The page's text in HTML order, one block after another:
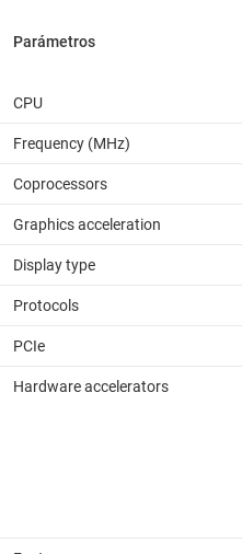
CPU
Frequency (MHz)
Coprocessors
Graphics acceleration
Display type
Protocols
PCIe
Hardware accelerators